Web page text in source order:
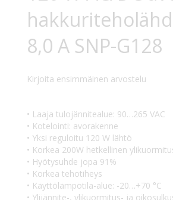
8,0 A SNP-G128
Kirjoita ensimmäinen arvostelu
• Laaja tulojännitealue: 90…265 VAC
• Kotelointi: avorakenne
• Yksi reguloitu 120 W lähtö
• Korkea 200W hetkellinen
• Hyötysuhde jopa 91%
• Korkea tehotiheys
• Käyttölämpötila-alue: -20…+70 °C
• Ylijännite-, ylikuormitus- ja